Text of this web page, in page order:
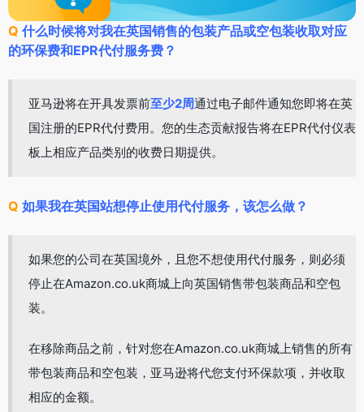
Q 什么时候将对我在英国销售的包装产品或空包装收取对应
的环保费和EPR代付服务费？
亚马逊将在开具发票前至少2周通过电子邮件通知您即将在英
国注册的EPR代付费用。您的生态贡献报告将在EPR代付仪表
板上相应产品类别的收费日期提供。
Q 如果我在英国站想停止使用代付服务，该怎么做？
如果您的公司在英国境外，且您不想使用代付服务，则必须
停止在Amazon.co.uk商城上向英国销售带包装商品和空包
装。
在移除商品之前，针对您在Amazon.co.uk商城上销售的所有
带包装商品和空包装，亚马逊将代您支付环保款项，并收取
相应的金额。